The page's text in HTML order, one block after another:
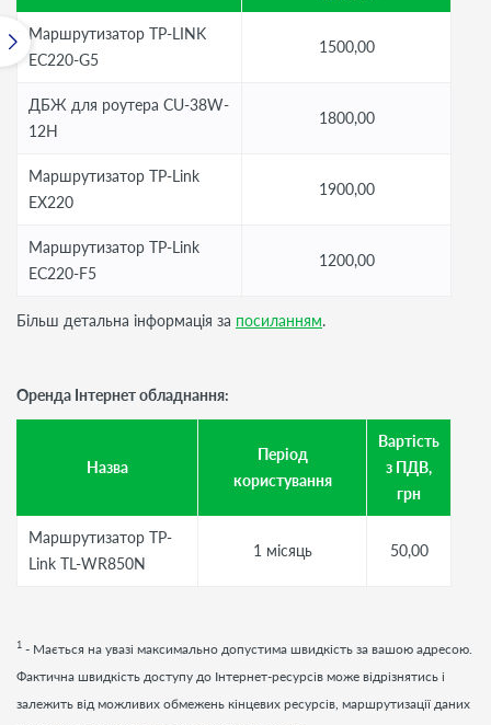
Маршрутизатор TP-LINK
EC220-G5
1500,00
ДБЖ для роутера CU-38W-
12H
1800,00
Маршрутизатор TP-Link
EX220
1900,00
Маршрутизатор TP-Link
EC220-F5
1200,00
Більш детальна інформація за посиланням.
Оренда Інтернет обладнання:
Назва
Період
користування
Вартість
з ПДВ,
грн
Маршрутизатор TP-
Link TL-WR850N
1 місяць 50,00
1 - Мається на увазі максимально допустима швидкість за вашою адресою.
Фактична швидкість доступу до Інтернет-ресурсів може відрізнятись і
залежить від можливих обмежень кінцевих ресурсів, маршрутизації даних